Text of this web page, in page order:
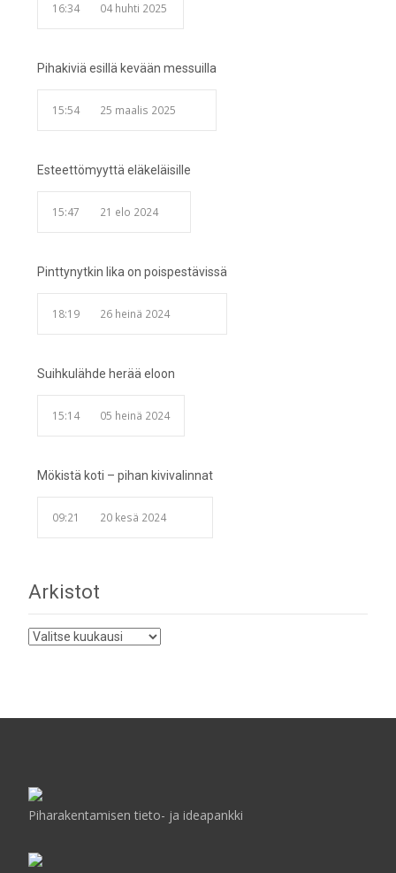
16:34 04 huhti 2025
Pihakiviä esillä kevään messuilla
15:54 25 maalis 2025
Esteettömyyttä eläkeläisille
15:47 21 elo 2024
Pinttynytkin lika on poispestävissä
18:19 26 heinä 2024
Suihkulähde herää eloon
15:14 05 heinä 2024
Mökistä koti – pihan kivivalinnat
09:21 20 kesä 2024
Arkistot
Arkistot
Piharakentamisen tieto- ja ideapankki